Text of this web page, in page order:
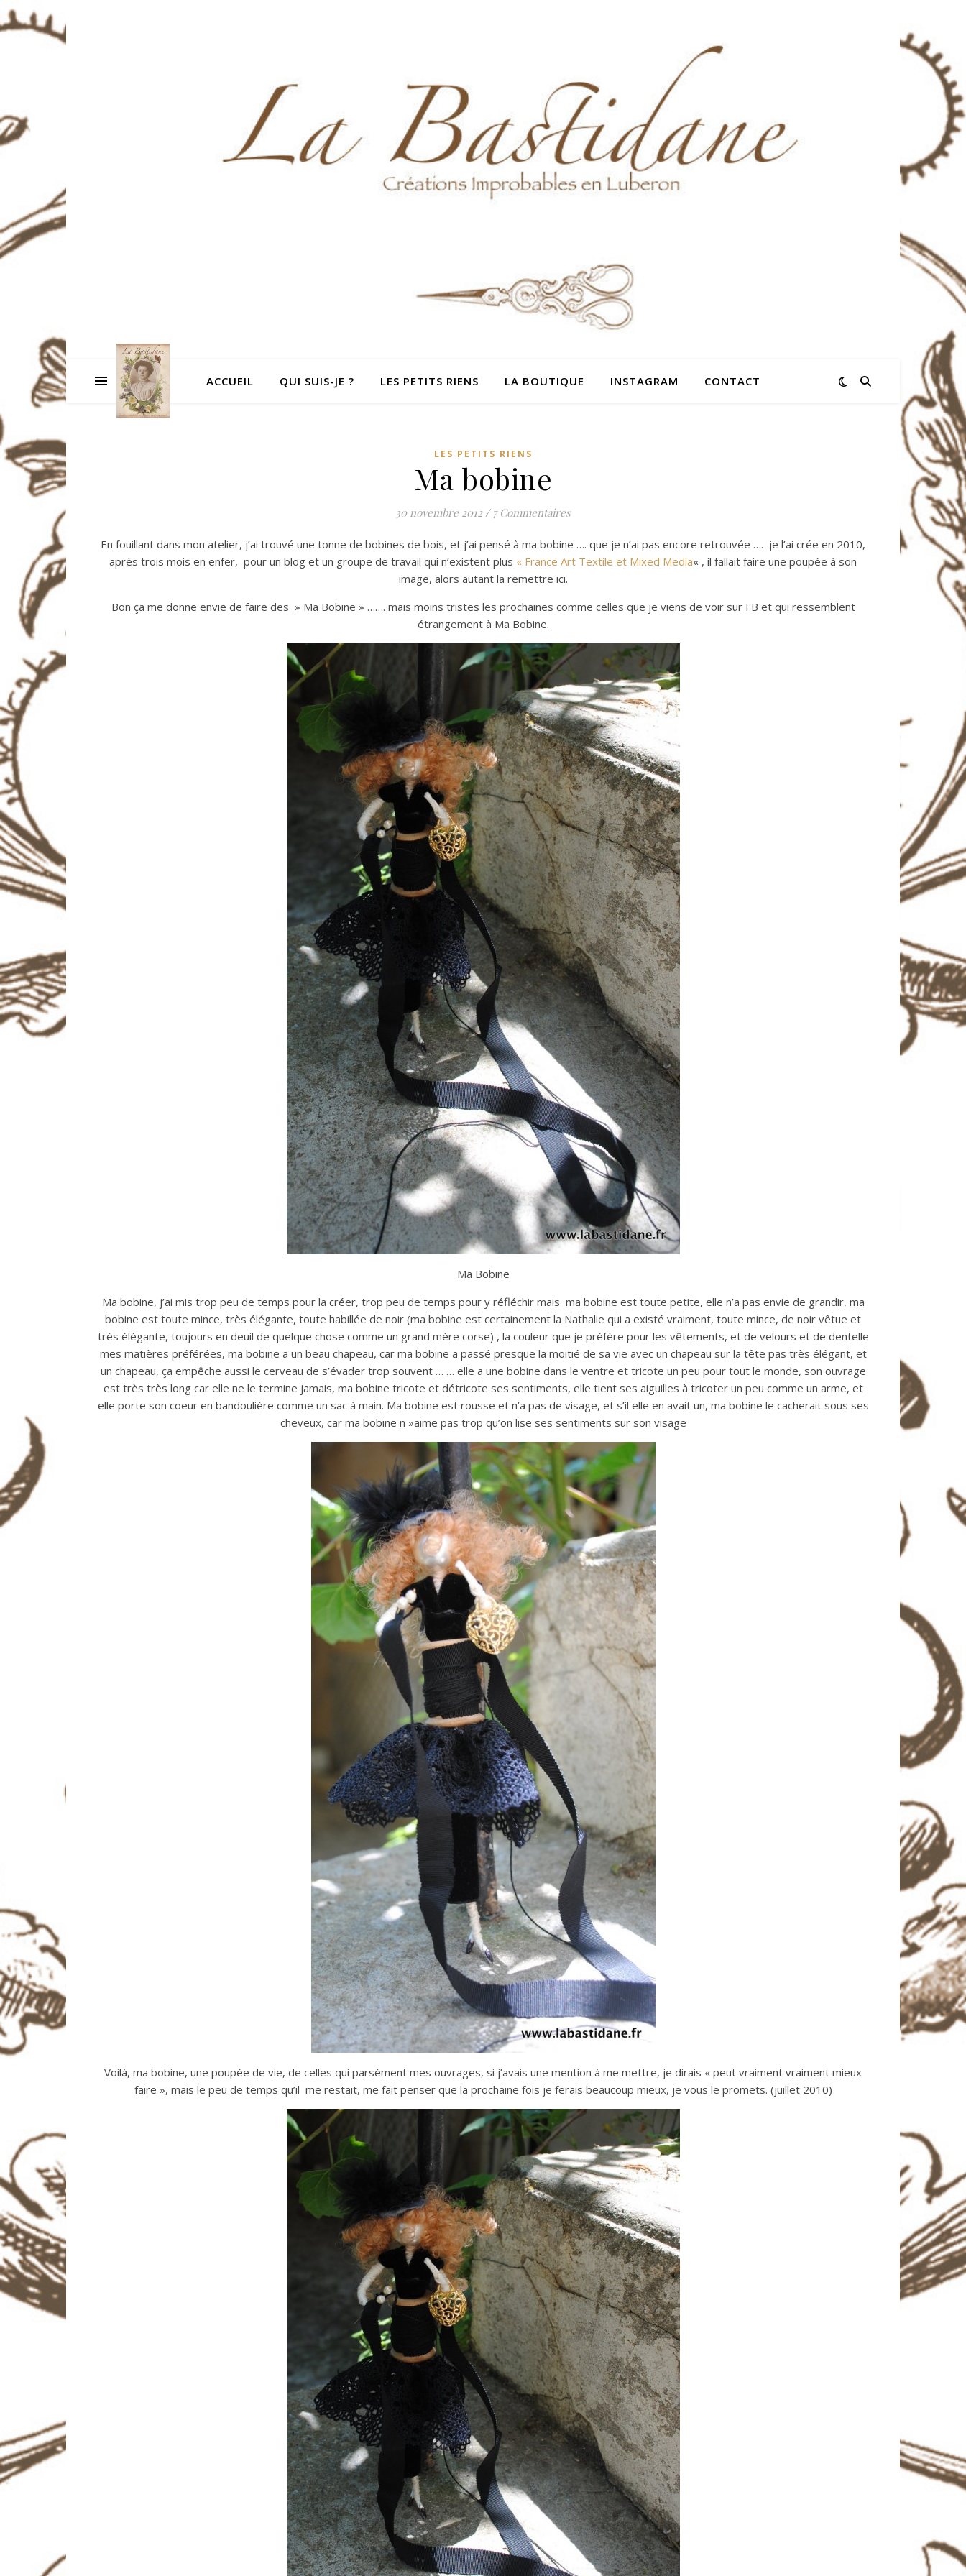
ACCUEIL QUI SUIS-JE ? LES PETITS RIENS LA BOUTIQUE INSTAGRAM CONTACT
LES PETITS RIENS
Ma bobine
30 novembre 2012 / 7 Commentaires
En fouillant dans mon atelier, j’ai trouvé une tonne de bobines de bois, et j’ai pensé à ma bobine …. que je n’ai pas encore retrouvée …. je l’ai crée en 2010,
après trois mois en enfer, pour un blog et un groupe de travail qui n’existent plus « France Art Textile et Mixed Media« , il fallait faire une poupée à son
image, alors autant la remettre ici.
Bon ça me donne envie de faire des » Ma Bobine » ……. mais moins tristes les prochaines comme celles que je viens de voir sur FB et qui ressemblent
étrangement à Ma Bobine.
Ma Bobine
Ma bobine, j’ai mis trop peu de temps pour la créer, trop peu de temps pour y réfléchir mais ma bobine est toute petite, elle n’a pas envie de grandir, ma
bobine est toute mince, très élégante, toute habillée de noir (ma bobine est certainement la Nathalie qui a existé vraiment, toute mince, de noir vêtue et
très élégante, toujours en deuil de quelque chose comme un grand mère corse) , la couleur que je préfère pour les vêtements, et de velours et de dentelle
mes matières préférées, ma bobine a un beau chapeau, car ma bobine a passé presque la moitié de sa vie avec un chapeau sur la tête pas très élégant, et
un chapeau, ça empêche aussi le cerveau de s’évader trop souvent … … elle a une bobine dans le ventre et tricote un peu pour tout le monde, son ouvrage
est très très long car elle ne le termine jamais, ma bobine tricote et détricote ses sentiments, elle tient ses aiguilles à tricoter un peu comme un arme, et
elle porte son coeur en bandoulière comme un sac à main. Ma bobine est rousse et n’a pas de visage, et s’il elle en avait un, ma bobine le cacherait sous ses
cheveux, car ma bobine n »aime pas trop qu’on lise ses sentiments sur son visage
Voilà, ma bobine, une poupée de vie, de celles qui parsèment mes ouvrages, si j’avais une mention à me mettre, je dirais « peut vraiment vraiment mieux
faire », mais le peu de temps qu’il me restait, me fait penser que la prochaine fois je ferais beaucoup mieux, je vous le promets. (juillet 2010)